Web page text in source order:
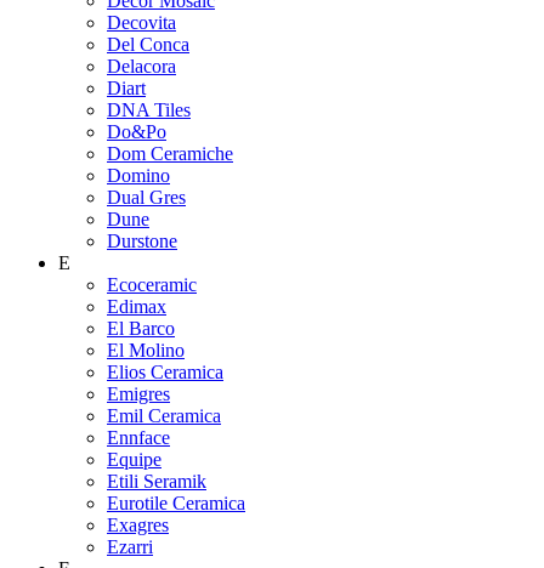
Decovita
Del Conca
Delacora
Diart
DNA Tiles
Do&Po
Dom Ceramiche
Domino
Dual Gres
Dune
Durstone
E
Ecoceramic
Edimax
El Barco
El Molino
Elios Ceramica
Emigres
Emil Ceramica
Ennface
Equipe
Etili Seramik
Eurotile Ceramica
Exagres
Ezarri